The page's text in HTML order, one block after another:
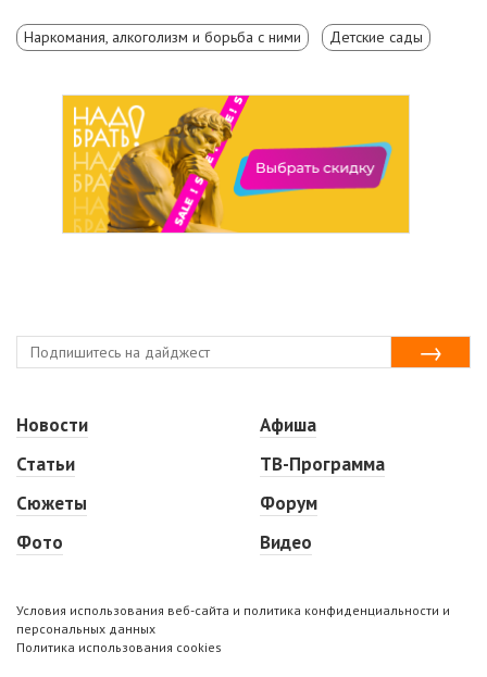
Наркомания, алкоголизм и борьба с ними Детские сады
Новости
Статьи
Сюжеты
Фото
Афиша
ТВ-Программа
Форум
Видео
Условия использования веб-сайта и политика конфиденциальности и
персональных данных
Политика использования cookies